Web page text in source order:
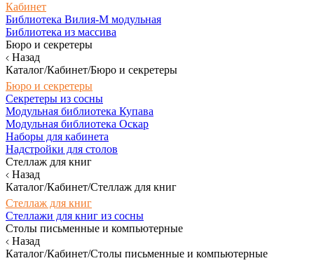
Кабинет
Библиотека Вилия-М модульная
Библиотека из массива
Бюро и секретеры
Назад
Каталог/Кабинет/Бюро и секретеры
Бюро и секретеры
Секретеры из сосны
Модульная библиотека Купава
Модульная библиотека Оскар
Наборы для кабинета
Надстройки для столов
Стеллаж для книг
Назад
Каталог/Кабинет/Стеллаж для книг
Стеллаж для книг
Стеллажи для книг из сосны
Столы письменные и компьютерные
Назад
Каталог/Кабинет/Столы письменные и компьютерные